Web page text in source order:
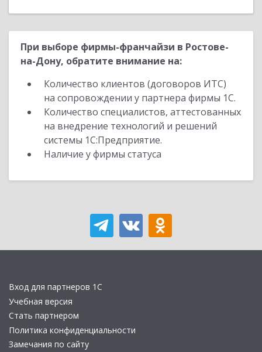
При выборе фирмы-франчайзи в Ростове-
на-Дону, обратите внимание на:
Количество клиентов (договоров ИТС)
на сопровождении у партнера фирмы 1С.
Количество специалистов, аттестованных
на внедрение технологий и решений
системы 1С:Предприятие.
Наличие у фирмы статуса
Вход для партнеров 1С
Учебная версия
Стать партнером
Политика конфиденциальности
Замечания по сайту